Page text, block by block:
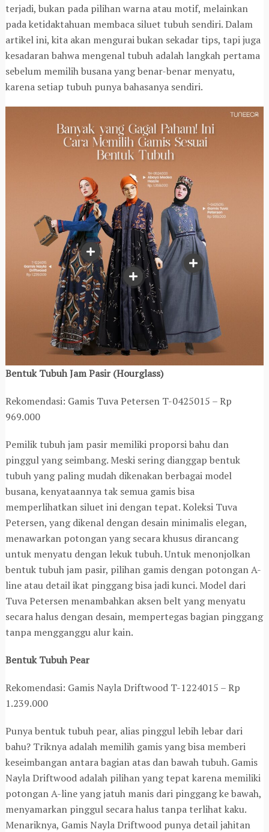
terjadi, bukan pada pilihan warna atau motif, melainkan
pada ketidaktahuan membaca siluet tubuh sendiri. Dalam
artikel ini, kita akan mengurai bukan sekadar tips, tapi juga
kesadaran bahwa mengenal tubuh adalah langkah pertama
sebelum memilih busana yang benar-benar menyatu,
karena setiap tubuh punya bahasanya sendiri.
Bentuk Tubuh Jam Pasir (Hourglass)
Rekomendasi: Gamis Tuva Petersen T-0425015 – Rp
969.000
Pemilik tubuh jam pasir memiliki proporsi bahu dan
pinggul yang seimbang. Meski sering dianggap bentuk
tubuh yang paling mudah dikenakan berbagai model
busana, kenyataannya tak semua gamis bisa
memperlihatkan siluet ini dengan tepat. Koleksi Tuva
Petersen, yang dikenal dengan desain minimalis elegan,
menawarkan potongan yang secara khusus dirancang
untuk menyatu dengan lekuk tubuh. Untuk menonjolkan
bentuk tubuh jam pasir, pilihan gamis dengan potongan A-
line atau detail ikat pinggang bisa jadi kunci. Model dari
Tuva Petersen menambahkan aksen belt yang menyatu
secara halus dengan desain, mempertegas bagian pinggang
tanpa mengganggu alur kain.
Bentuk Tubuh Pear
Rekomendasi: Gamis Nayla Driftwood T-1224015 – Rp
1.239.000
Punya bentuk tubuh pear, alias pinggul lebih lebar dari
bahu? Triknya adalah memilih gamis yang bisa memberi
keseimbangan antara bagian atas dan bawah tubuh. Gamis
Nayla Driftwood adalah pilihan yang tepat karena memiliki
potongan A-line yang jatuh manis dari pinggang ke bawah,
menyamarkan pinggul secara halus tanpa terlihat kaku.
Menariknya, Gamis Nayla Driftwood punya detail jahitan